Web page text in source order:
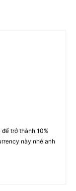
trở thành 10%
này nhé anh